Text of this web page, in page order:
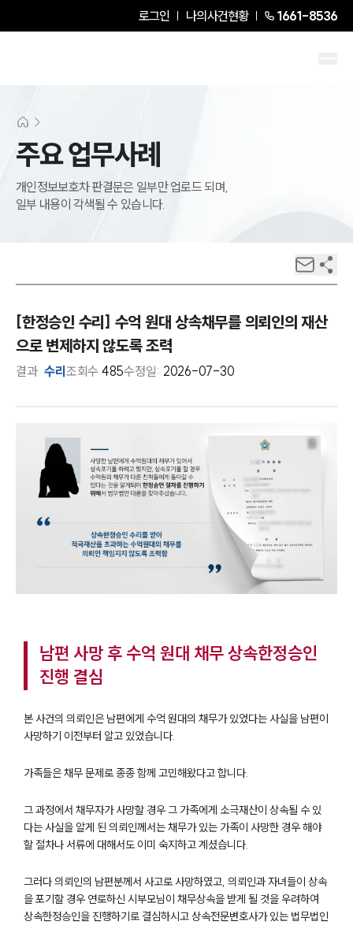
로그인 나의사건현황 1661-8536
주요 업무사례
개인정보보호차 판결문은 일부만 업로드 되며,
일부 내용이 각색될 수 있습니다.
[한정승인 수리] 수억 원대 상속채무를 의뢰인의 재산
으로 변제하지 않도록 조력
결과 수리 조회수 485수정일: 2026-07-30
남편 사망 후 수억 원대 채무 상속한정승인
진행 결심
본 사건의 의뢰인은 남편에게 수억 원대의 채무가 있었다는 사실을 남편이
사망하기 이전부터 알고 있었습니다.
가족들은 채무 문제로 종종 함께 고민해왔다고 합니다.
그 과정에서 채무자가 사망할 경우 그 가족에게 소극재산이 상속될 수 있
다는 사실을 알게 된 의뢰인께서는 채무가 있는 가족이 사망한 경우 해야
할 절차나 서류에 대해서도 이미 숙지하고 계셨습니다.
그러다 의뢰인의 남편분께서 사고로 사망하였고, 의뢰인과 자녀들이 상속
을 포기할 경우 연로하신 시부모님이 채무상속을 받게 될 것을 우려하여
상속한정승인을 진행하기로 결심하시고 상속전문변호사가 있는 법무법인